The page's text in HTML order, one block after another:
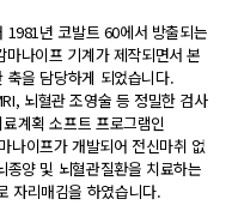
1981년 코발트 60에서 방출되는
나이프 기계가 제작되면서 본
축을 담당하게 되었습니다.
뇌혈관 조영술 등 정밀한 검사
계획 소프트 프로그램인
이프가 개발되어 전신마취 없
양 및 뇌혈관질환을 치료하는
자리매김을 하였습니다.